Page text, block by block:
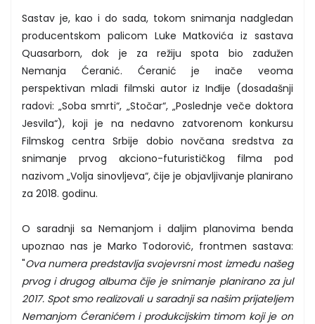
Sastav je, kao i do sada, tokom snimanja nadgledan
producentskom palicom Luke Matkovića iz sastava
Quasarborn, dok je za režiju spota bio zadužen
Nemanja Ćeranić. Ćeranić je inače veoma
perspektivan mladi filmski autor iz Inđije (dosadašnji
radovi: „Soba smrti“, „Stočar“, „Poslednje veče doktora
Jesvila“), koji je na nedavno zatvorenom konkursu
Filmskog centra Srbije dobio novčana sredstva za
snimanje prvog akciono-futurističkog filma pod
nazivom „Volja sinovljeva“, čije je objavljivanje planirano
za 2018. godinu.
O saradnji sa Nemanjom i daljim planovima benda
upoznao nas je Marko Todorović, frontmen sastava:
"Ova numera predstavlja svojevrsni most između našeg
prvog i drugog albuma čije je snimanje planirano za jul
2017. Spot smo realizovali u saradnji sa našim prijateljem
Nemanjom Ćeranićem i produkcijskim timom koji je on